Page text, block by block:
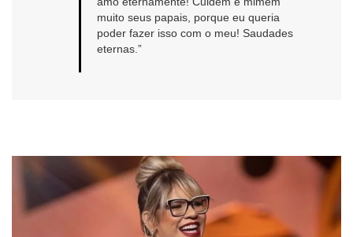
muito seus papais, porque eu queria
poder fazer isso com o meu! Saudades
eternas.”